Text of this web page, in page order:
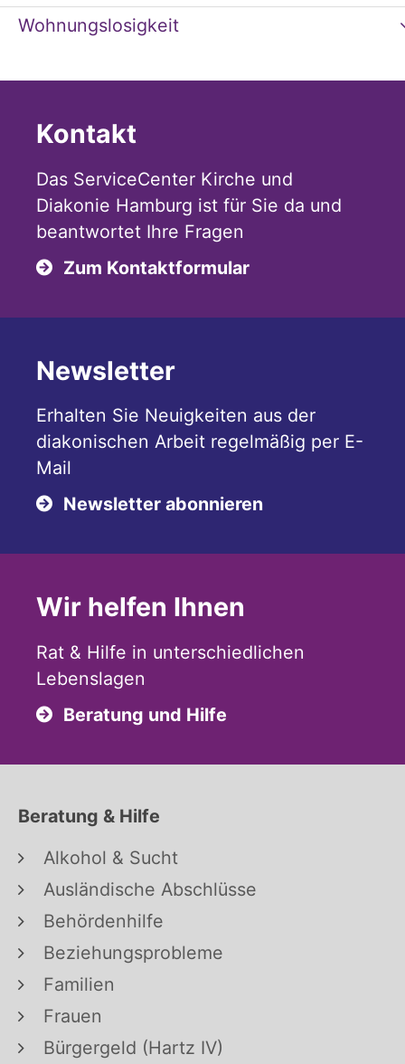
Wohnungslosigkeit
Kontakt
Das ServiceCenter Kirche und
Diakonie Hamburg ist für Sie da und
beantwortet Ihre Fragen
Zum Kontaktformular
Newsletter
Erhalten Sie Neuigkeiten aus der
diakonischen Arbeit regelmäßig per E-
Mail
Newsletter abonnieren
Wir helfen Ihnen
Rat & Hilfe in unterschiedlichen
Lebenslagen
Beratung und Hilfe
Beratung & Hilfe
Alkohol & Sucht
Ausländische Abschlüsse
Behördenhilfe
Beziehungsprobleme
Familien
Frauen
Bürgergeld (Hartz IV)